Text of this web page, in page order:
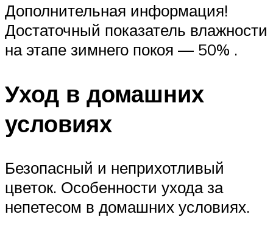
Дополнительная информация!
Достаточный показатель влажности
на этапе зимнего покоя — 50% .
Уход в домашних
условиях
Безопасный и неприхотливый
цветок. Особенности ухода за
непетесом в домашних условиях.